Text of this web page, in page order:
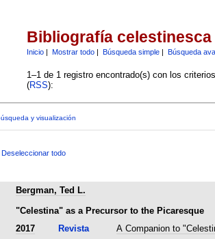
Bibliografía celestinesca
Inicio| Mostrar todo| Búsqueda simple| Búsqueda
1–1 de 1 registro encontrado(s) con los
(RSS):
y visualización
Deseleccionar todo
Bergman, Ted L.
"Celestina" as a Precursor to the Picaresque
2017 Revista
A Companion to